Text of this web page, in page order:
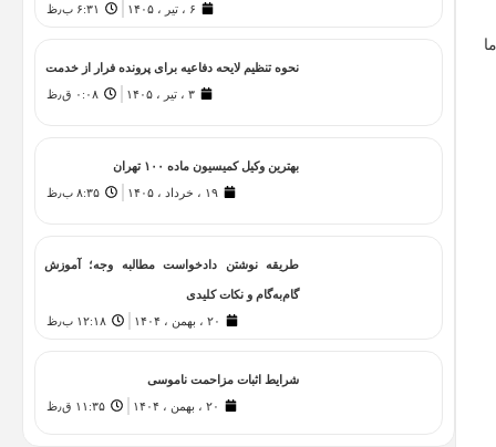
۶ ، تیر ، ۱۴۰۵
۶:۳۱ ب٫ظ
نحوه تنظیم لایحه دفاعیه برای پرونده فرار از خدمت
۳ ، تیر ، ۱۴۰۵
۰:۰۸ ق٫ظ
بهترین وکیل کمیسیون ماده ۱۰۰ تهران
۱۹ ، خرداد ، ۱۴۰۵
۸:۳۵ ب٫ظ
طریقه نوشتن دادخواست مطالبه وجه؛ آموزش
گام‌به‌گام و نکات کلیدی
۲۰ ، بهمن ، ۱۴۰۴
۱۲:۱۸ ب٫ظ
شرایط اثبات مزاحمت ناموسی
۲۰ ، بهمن ، ۱۴۰۴
۱۱:۳۵ ق٫ظ